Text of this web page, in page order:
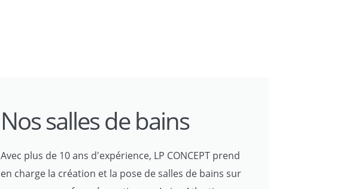
Nos salles de bains
Avec plus de 10 ans d'expérience, LP CONCEPT prend
en charge la création et la pose de salles de bains sur